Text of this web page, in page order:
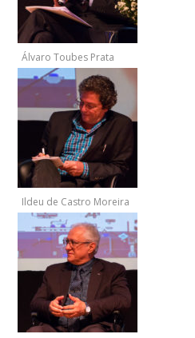
Álvaro Toubes Prata
Ildeu de Castro Moreira